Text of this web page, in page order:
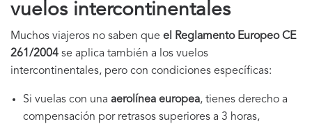
vuelos intercontinentales
Muchos viajeros no saben que el Reglamento Europeo CE
261/2004 se aplica también a los vuelos
intercontinentales, pero con condiciones específicas:
Si vuelas con una aerolínea europea, tienes derecho a
compensación por retrasos superiores a 3 horas,